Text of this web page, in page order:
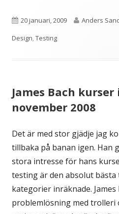
Publicerat
den
20 januari, 2009 Författare
Anders
Design,Testing
James Bach kurser
november 2008
Det är med stor gjädje jag
tillbaka på banan igen. Han
stora intresse för hans
testing är den absolut
kategorier inräknade.
problemlösning med trolleri